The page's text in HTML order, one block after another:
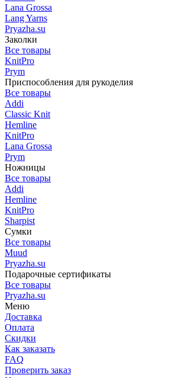
Lana Grossa
Lang Yarns
Pryazha.su
Заколки
Все товары
KnitPro
Prym
Приспособления для рукоделия
Все товары
Addi
Classic Knit
Hemline
KnitPro
Lana Grossa
Prym
Ножницы
Все товары
Addi
Hemline
KnitPro
Sharpist
Сумки
Все товары
Muud
Pryazha.su
Подарочные сертификаты
Все товары
Pryazha.su
Меню
Доставка
Оплата
Скидки
Как заказать
FAQ
Проверить заказ